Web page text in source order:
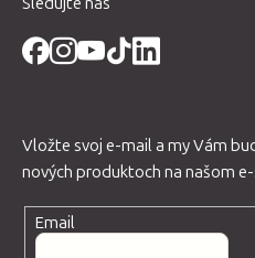
Vložte svoj e-mail a my Vám
nových produktoch na našom
Email